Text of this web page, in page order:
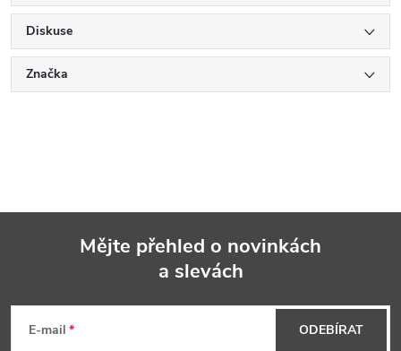
Diskuse
Značka
Mějte přehled o novinkách
a slevách
E-mail ODEBÍRAT